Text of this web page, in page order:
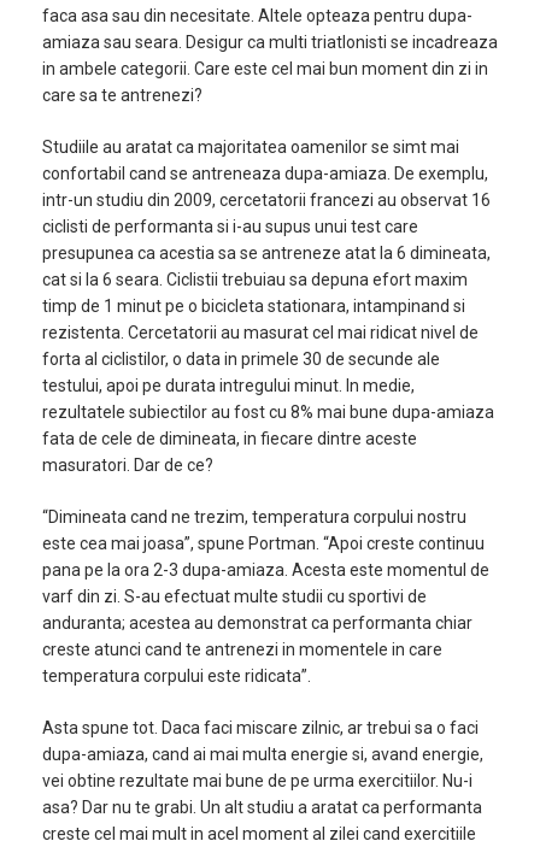
faca asa sau din necesitate. Altele opteaza pentru dupa-
amiaza sau seara. Desigur ca multi triatlonisti se incadreaza
in ambele categorii. Care este cel mai bun moment din zi in
care sa te antrenezi?
Studiile au aratat ca majoritatea oamenilor se simt mai
confortabil cand se antreneaza dupa-amiaza. De exemplu,
intr-un studiu din 2009, cercetatorii francezi au observat 16
ciclisti de performanta si i-au supus unui test care
presupunea ca acestia sa se antreneze atat la 6 dimineata,
cat si la 6 seara. Ciclistii trebuiau sa depuna efort maxim
timp de 1 minut pe o bicicleta stationara, intampinand si
rezistenta. Cercetatorii au masurat cel mai ridicat nivel de
forta al ciclistilor, o data in primele 30 de secunde ale
testului, apoi pe durata intregului minut. In medie,
rezultatele subiectilor au fost cu 8% mai bune dupa-amiaza
fata de cele de dimineata, in fiecare dintre aceste
masuratori. Dar de ce?
“Dimineata cand ne trezim, temperatura corpului nostru
este cea mai joasa”, spune Portman. “Apoi creste continuu
pana pe la ora 2-3 dupa-amiaza. Acesta este momentul de
varf din zi. S-au efectuat multe studii cu sportivi de
anduranta; acestea au demonstrat ca performanta chiar
creste atunci cand te antrenezi in momentele in care
temperatura corpului este ridicata”.
Asta spune tot. Daca faci miscare zilnic, ar trebui sa o faci
dupa-amiaza, cand ai mai multa energie si, avand energie,
vei obtine rezultate mai bune de pe urma exercitiilor. Nu-i
asa? Dar nu te grabi. Un alt studiu a aratat ca performanta
creste cel mai mult in acel moment al zilei cand exercitiile